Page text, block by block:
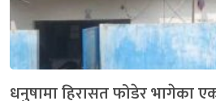
धनुषामा हिरासत फोडेर भागेका